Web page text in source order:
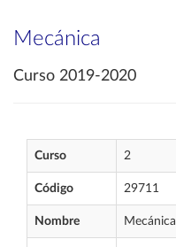
Mecánica
Curso 2019-2020
Curso 2
Código 29711
Nombre Mecánica